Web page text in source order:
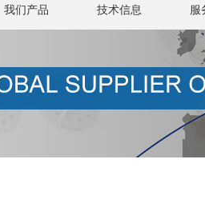
我们产品 技术信息 服